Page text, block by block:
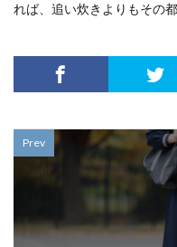
れば、追い炊きよりもその
Prev